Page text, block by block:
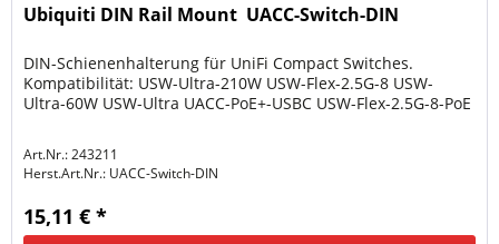
Ubiquiti DIN Rail Mount  UACC-Switch-DIN
DIN-Schienenhalterung für UniFi Compact Switches.
Kompatibilität: USW-Ultra-210W USW-Flex-2.5G-8 USW-
Ultra-60W USW-Ultra UACC-PoE+-USBC USW-Flex-2.5G-8-PoE
Art.Nr.: 243211
Herst.Art.Nr.: UACC-Switch-DIN
15,11 € *